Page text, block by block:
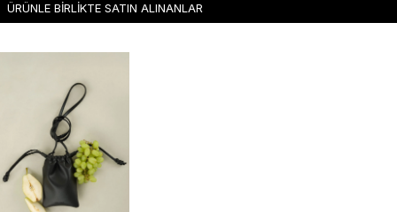
ÜRÜNLE BİRLİKTE SATIN ALINANLAR